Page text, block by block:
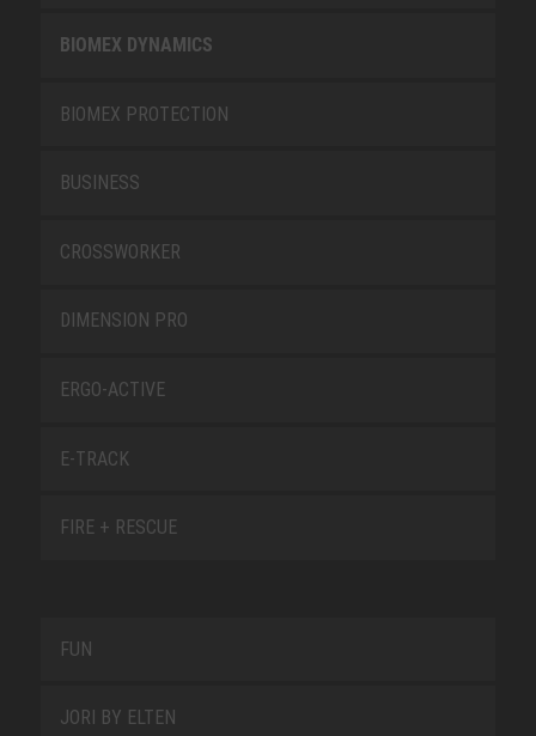
BIOMEX DYNAMICS
BIOMEX PROTECTION
BUSINESS
CROSSWORKER
DIMENSION PRO
ERGO-ACTIVE
E-TRACK
FIRE + RESCUE
FUN
JORI BY ELTEN